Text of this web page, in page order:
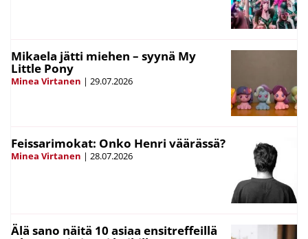
Mikaela jätti miehen – syynä My
Little Pony
Minea Virtanen | 29.07.2026
Feissarimokat: Onko Henri väärässä?
Minea Virtanen | 28.07.2026
Älä sano näitä 10 asiaa ensitreffeillä